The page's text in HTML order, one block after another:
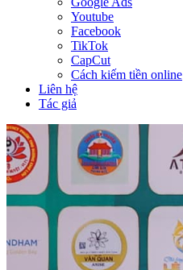
Youtube
Facebook
TikTok
CapCut
Cách kiếm tiền online
Liên hệ
Tác giả